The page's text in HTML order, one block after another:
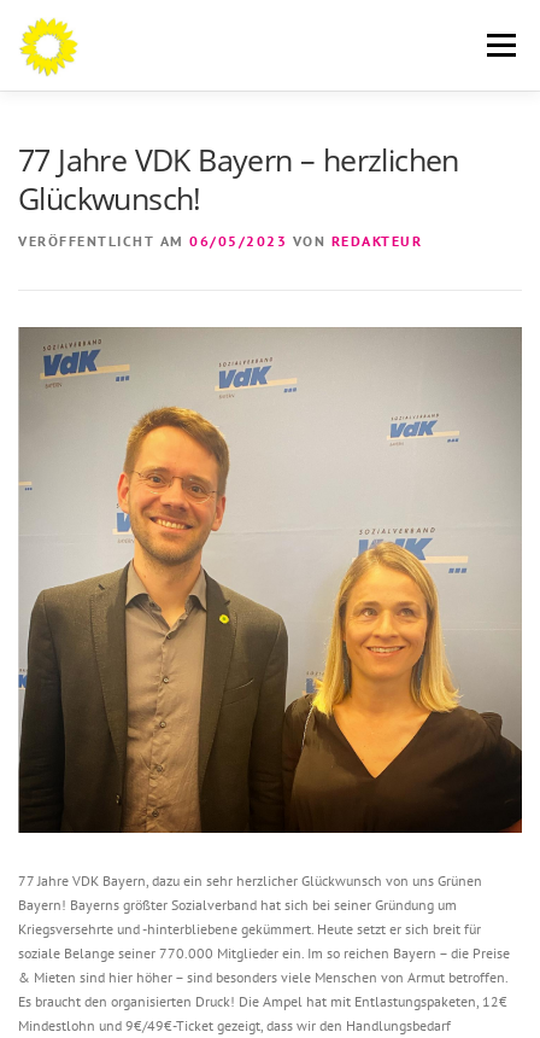
Inhalt
springen
Menü
77 Jahre VDK Bayern – herzlichen
Glückwunsch!
VERÖFFENTLICHT AM 06/05/2023 VON REDAKTEUR
77 Jahre VDK Bayern, dazu ein sehr herzlicher Glückwunsch von uns Grünen
Bayern! Bayerns größter Sozialverband hat sich bei seiner Gründung um
Kriegsversehrte und -hinterbliebene gekümmert. Heute setzt er sich breit für
soziale Belange seiner 770.000 Mitglieder ein. Im so reichen Bayern – die Preise
& Mieten sind hier höher – sind besonders viele Menschen von Armut betroffen.
Es braucht den organisierten Druck! Die Ampel hat mit Entlastungspaketen, 12€
Mindestlohn und 9€/49€-Ticket gezeigt, dass wir den Handlungsbedarf